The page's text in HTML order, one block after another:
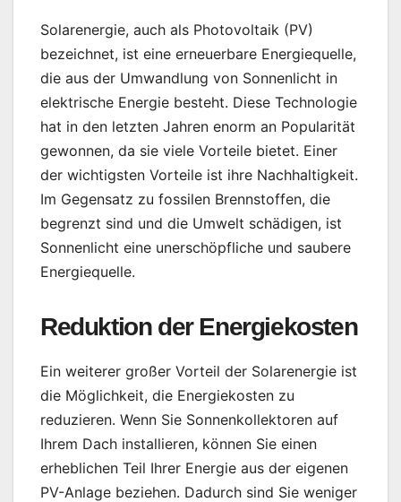
Solarenergie, auch als Photovoltaik (PV)
bezeichnet, ist eine erneuerbare Energiequelle,
die aus der Umwandlung von Sonnenlicht in
elektrische Energie besteht. Diese Technologie
hat in den letzten Jahren enorm an Popularität
gewonnen, da sie viele Vorteile bietet. Einer
der wichtigsten Vorteile ist ihre Nachhaltigkeit.
Im Gegensatz zu fossilen Brennstoffen, die
begrenzt sind und die Umwelt schädigen, ist
Sonnenlicht eine unerschöpfliche und saubere
Energiequelle.
Reduktion der Energiekosten
Ein weiterer großer Vorteil der Solarenergie ist
die Möglichkeit, die Energiekosten zu
reduzieren. Wenn Sie Sonnenkollektoren auf
Ihrem Dach installieren, können Sie einen
erheblichen Teil Ihrer Energie aus der eigenen
PV-Anlage beziehen. Dadurch sind Sie weniger